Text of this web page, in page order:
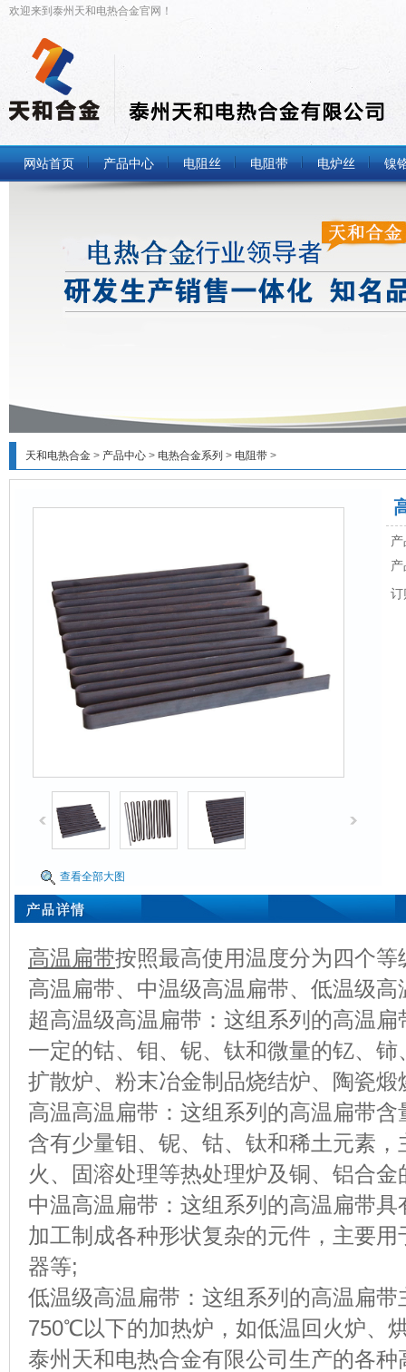
欢迎来到泰州天和电热合金官网！
网站首页 产品中心 电阻丝 电阻带 电炉丝 镍
天和电热合金 > 产品中心 > 电热合金系列 > 电阻带 >
查看全部大图
订
高温扁带按照最高使用温度分为四个
高温扁带、中温级高温扁带、低温级高
超高温级高温扁带：这组系列的高温
一定的钴、钼、铌、钛和微量的钇、
扩散炉、粉末冶金制品烧结炉、陶瓷
高温高温扁带：这组系列的高温扁带
含有少量钼、铌、钴、钛和稀土元素
火、固溶处理等热处理炉及铜、铝合金
中温高温扁带：这组系列的高温扁带
加工制成各种形状复杂的元件，主要
器等;
低温级高温扁带：这组系列的高温扁
750℃以下的加热炉，如低温回火炉、
泰州天和电热合金有限公司生产的各